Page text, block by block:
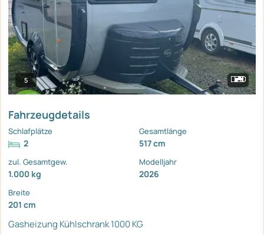
5
Fahrzeugdetails
Schlafplätze
2
Gesamtlänge
517 cm
zul. Gesamtgew.
1.000 kg
Modelljahr
2026
Breite
201 cm
Gasheizung Kühlschrank1000 KG